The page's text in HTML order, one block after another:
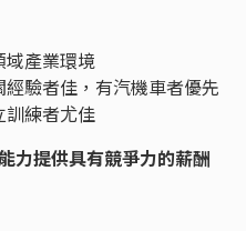
域產業環境
驗者佳，有汽機車者優先
訓練者尤佳
力提供具有競爭力的薪酬